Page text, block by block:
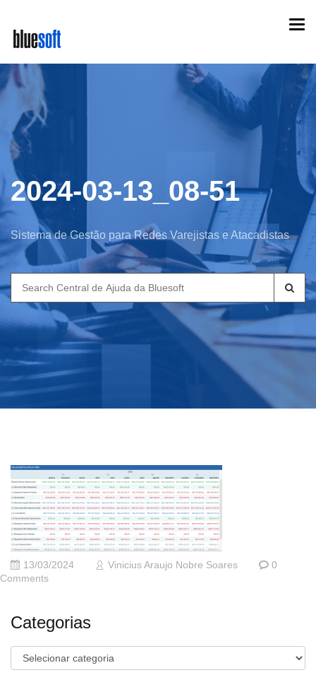
main
content
2024-03-13_08-51
Sistema de Gestão para Redes Varejistas e Atacadistas
Search
for:
13/03/2024 Vinicius Araujo Nobre Soares
0
Comments
Categorias
Categorias